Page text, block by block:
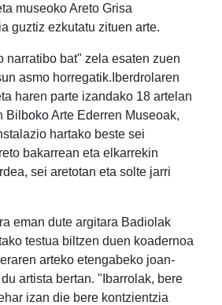
museoko Areto Grisa
guztiz ezkutatu zituen arte.
narratibo bat" zela esaten zuen
asmo horregatik.Iberdrolaren
haren parte izandako 18 artelan
Bilboko Arte Ederren Museoak,
hartako beste sei
bakarrean eta elkarrekin
sei aretotan eta solte jarri
eman dute argitara Badiolak
testua biltzen duen koadernoa
arteko etengabeko joan-
artista bertan. "Ibarrolak, bere
izan die bere kontzientzia